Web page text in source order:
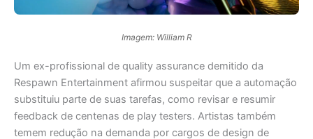
Imagem: William R
Um ex-profissional de quality assurance demitido da
Respawn Entertainment afirmou suspeitar que a automação
substituiu parte de suas tarefas, como revisar e resumir
feedback de centenas de play testers. Artistas também
temem redução na demanda por cargos de design de